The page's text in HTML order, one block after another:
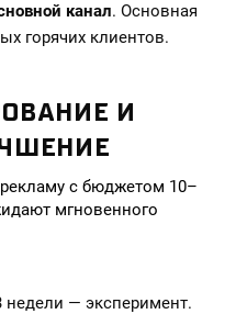
канал. Основная
горячих клиентов.
И
с бюджетом 10–
мгновенного
— эксперимент.